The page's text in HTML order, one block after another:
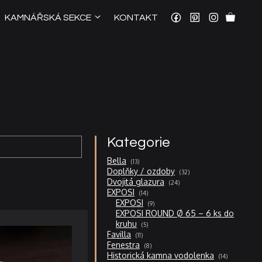
KAMNÁŘSKÁ SEKCE KONTAKT
Kategorie
Bella 1313
produktů
Doplňky / ozdoby 3232
produktů
Dvojitá glazura 2424
produktů
EXPOSI 1414
produktů
EXPOSI 99
produktů
EXPOSI ROUND Ø 65 – 6 ks do
kruhu
55
produktů
Favilla 1111
produktů
Fenestra 88
produktů
Historická kamna vodolenka 1414